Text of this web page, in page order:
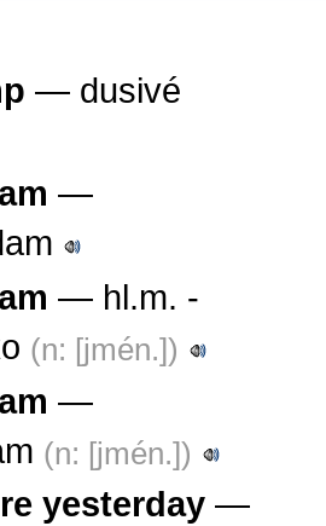
— dusivé
—
— hl.m. -
(n: [jmén.])
—
(n: [jmén.])
yesterday —